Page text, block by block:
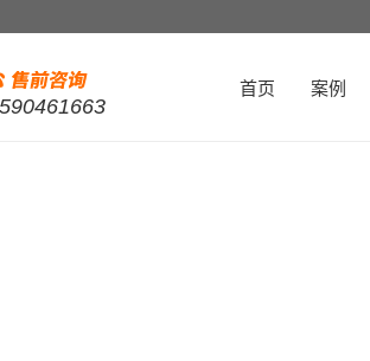
首页 案例